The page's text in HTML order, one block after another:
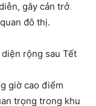
gây cản trở
đô thị.
giờ cao điểm
trọng trong khu